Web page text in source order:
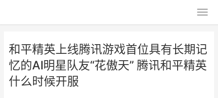
和平精英上线腾讯游戏首位具有长期记
忆的AI明星队友“花傲天” 腾讯和平精英
什么时候开服